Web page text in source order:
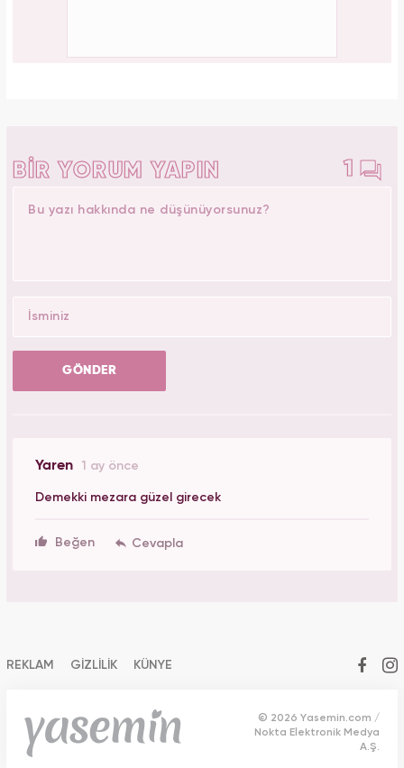
BİR YORUM YAPIN 1
GÖNDER
Yaren 1 ay önce
Demekki mezara güzel girecek
Beğen
REKLAM GİZLİLİK KÜNYE
© 2026 Yasemin.com /
Nokta Elektronik Medya
A.Ş.